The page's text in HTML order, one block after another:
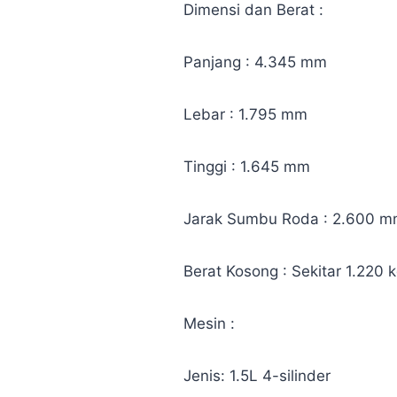
Dimensi dan Berat :
Panjang : 4.345 mm
Lebar : 1.795 mm
Tinggi : 1.645 mm
Jarak Sumbu Roda : 2.600
Berat Kosong : Sekitar 1.220
Mesin :
Jenis: 1.5L 4-silinder